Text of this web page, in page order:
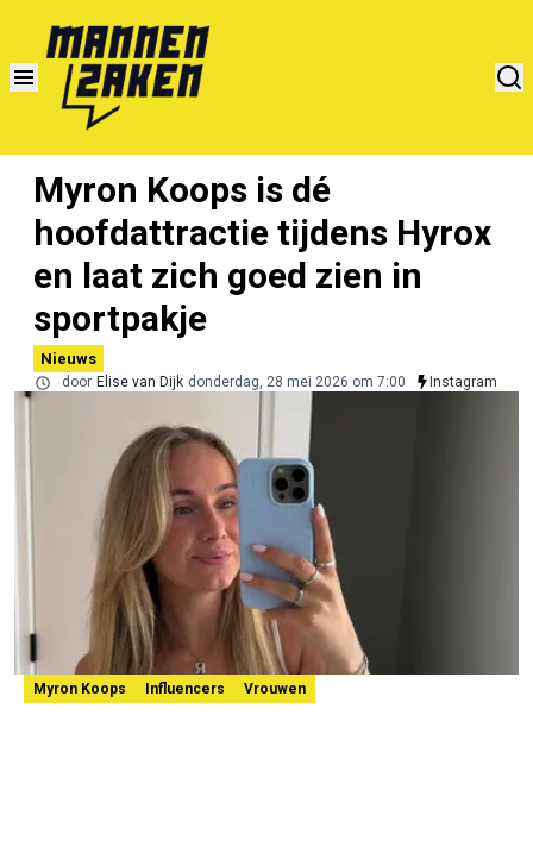
Myron Koops is dé
hoofdattractie tijdens Hyrox
en laat zich goed zien in
sportpakje
Nieuws
door Elise van Dijk donderdag, 28 mei 2026 om 7:00 Instagram
Myron Koops Influencers Vrouwen